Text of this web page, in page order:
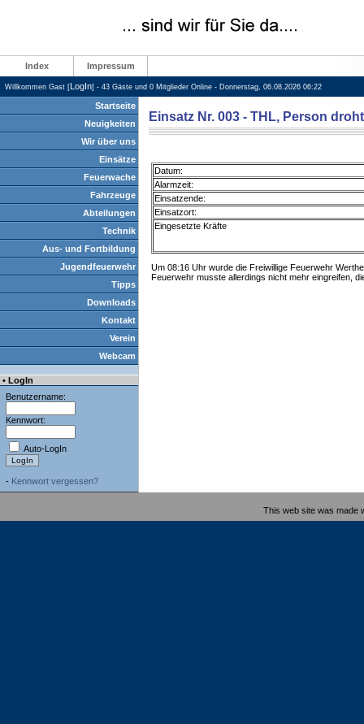
Index Impressum
Willkommen Gast [LogIn] - 43 Gäste und 0 Mitglieder Online - Donnerstag, 06.08.2026 06:22
Startseite
Neuigkeiten
Wir über uns
Einsätze
Feuerwache
Fahrzeuge
Abteilungen
Technik
Aus- und Fortbildung
Jugendfeuerwehr
Tipps
Downloads
Kontakt
Verein
Webcam
• LogIn
Benutzername:
Kennwort:
Auto-LogIn
- Kennwort vergessen?
Einsatz Nr. 003 - THL, Person
Datum:
Alarmzeit:
Einsatzende:
Einsatzort:
Eingesetzte Kräfte
Um 08:16 Uhr wurde die Freiwillige Feuerwehr
Feuerwehr musste allerdings nicht mehr eingreifen,
This web site was made